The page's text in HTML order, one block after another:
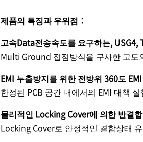
제품의 특징과 우위점：
고속Data전송속도를 요구하는,
Multi Ground 접점방식을 구사한 고
EMI 누출방지를 위한 전방위 360도
한정된 PCB 공간 내에서의 EMI 대책 실
물리적인 Locking Cover에 의한 반결
Locking Cover로 안정적인 결합상태